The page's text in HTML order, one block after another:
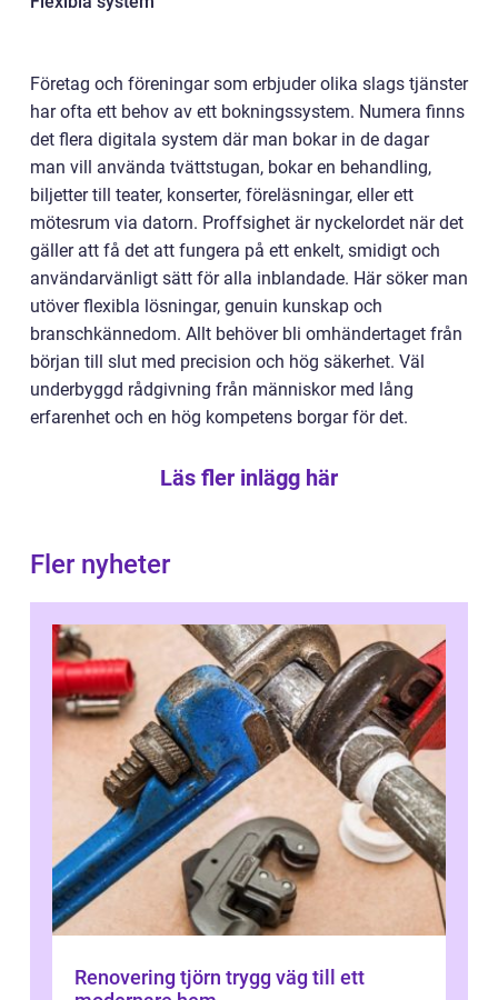
Företag och föreningar som erbjuder olika slags tjänster
har ofta ett behov av ett bokningssystem. Numera finns
det flera digitala system där man bokar in de dagar
man vill använda tvättstugan, bokar en behandling,
biljetter till teater, konserter, föreläsningar, eller ett
mötesrum via datorn. Proffsighet är nyckelordet när det
gäller att få det att fungera på ett enkelt, smidigt och
användarvänligt sätt för alla inblandade. Här söker man
utöver flexibla lösningar, genuin kunskap och
branschkännedom. Allt behöver bli omhändertaget från
början till slut med precision och hög säkerhet. Väl
underbyggd rådgivning från människor med lång
erfarenhet och en hög kompetens borgar för det.
Läs fler inlägg här
Fler nyheter
Renovering tjörn trygg väg till ett